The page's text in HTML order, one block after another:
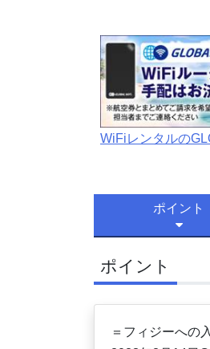
WiFiレンタルの
ポイント
ポイント
＝フィジーへの